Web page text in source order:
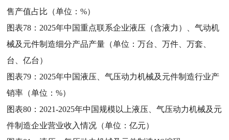
售产值占比（单位：%）
图表78： 2025年中国重点联系企业液压（含液力）、气动机
械及元件制造细分产品产量（单位：万台、万件、万套、
台、亿台）
图表79： 2025年中国液压、气压动力机械及元件制造行业产
销率（单位：%）
图表80： 2021-2025年中国规模以上液压、气压动力机械及元
件制造企业营业收入情况（单位：亿元）